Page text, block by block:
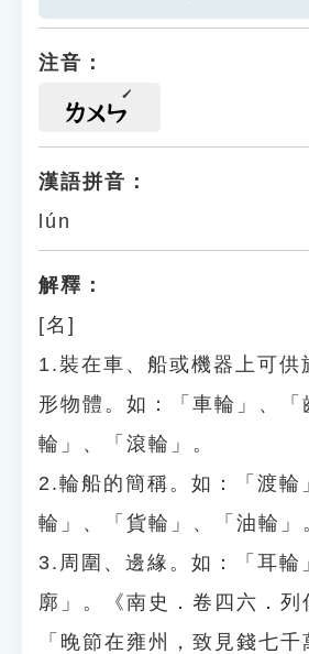
注音：
ㄌㄨㄣ
漢語拼音：
lún
解釋：
[名]
1.裝在車、船或機器上可供
形物體。如：「車輪」、「
輪」、「滾輪」。
2.輪船的簡稱。如：「渡輪
輪」、「貨輪」、「油輪」
3.周圍、邊緣。如：「耳輪
廓」。《南史．卷四六．列
「晚節在雍州，致見錢七